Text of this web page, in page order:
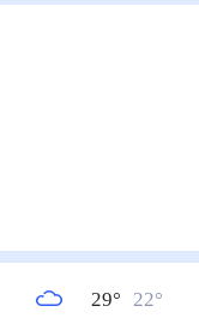
29° 22°